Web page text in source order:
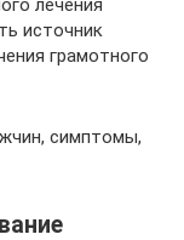
лечения
источник
грамотного
симптомы,